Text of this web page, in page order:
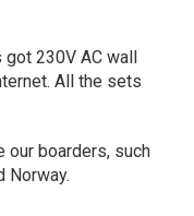
230V AC wall
All the sets
boarders, such
Norway.